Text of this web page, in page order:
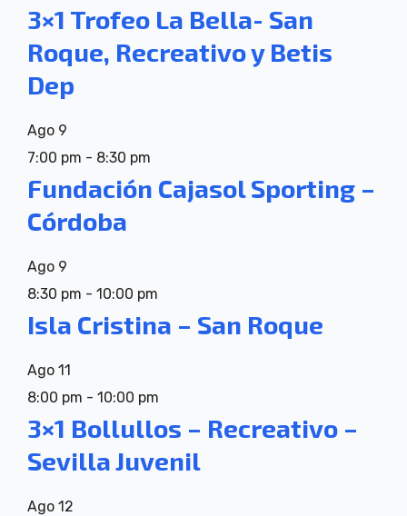
3×1 Trofeo La Bella- San
Roque, Recreativo y Betis
Dep
Ago 9
7:00 pm - 8:30 pm
Fundación Cajasol Sporting –
Córdoba
Ago 9
8:30 pm - 10:00 pm
Isla Cristina – San Roque
Ago 11
8:00 pm - 10:00 pm
3×1 Bollullos – Recreativo –
Sevilla Juvenil
Ago 12